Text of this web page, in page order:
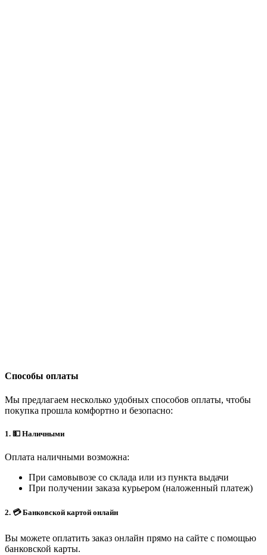
Способы оплаты
Мы предлагаем несколько удобных способов оплаты, чтобы
покупка прошла комфортно и безопасно:
1. 💵 Наличными
Оплата наличными возможна:
При самовывозе со склада или из пункта выдачи
При получении заказа курьером (наложенный платеж)
2. 💳 Банковской картой онлайн
Вы можете оплатить заказ онлайн прямо на сайте с помощью
банковской карты.